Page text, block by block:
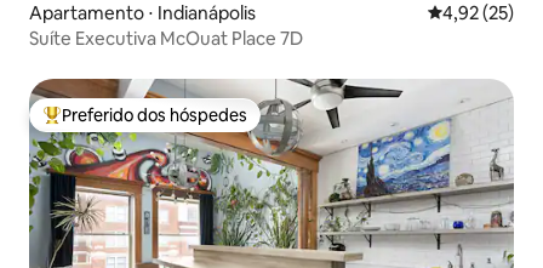
Apartamento ⋅ Indianápolis 4,92 de uma
4,92 (25)
Suíte Executiva McOuat Place 7D
Entre os melhores preferidos dos hóspedes
Preferido dos hóspedes